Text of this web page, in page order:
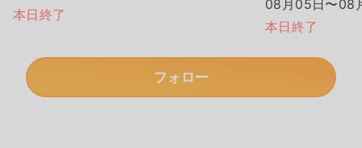
本日終了
08月05日〜08
本日終了
フォロー